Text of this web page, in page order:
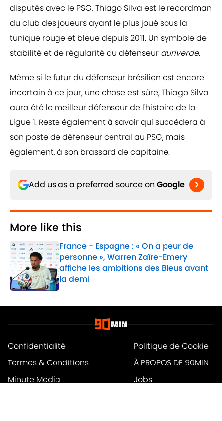
disputés avec le PSG, Thiago Silva est le recordman
du club des joueurs ayant le plus joué sous la
tunique rouge et bleue depuis 2011. Un symbole de
stabilité et de régularité du défenseur auriverde.
Même si le futur du défenseur brésilien est encore
incertain à ce jour, une chose est sûre, Thiago Silva
aura été le meilleur défenseur de l'histoire de la
Ligue 1. Reste également à savoir qui succédera à
son poste de défenseur central au PSG, mais
également, à son brassard de capitaine.
Add us as a preferred source on Google
More like this
France - Espagne : « On a peur de
personne », Warren Zaïre-Emery
affiche les ambitions des Bleus avant
la demi
Published by on Invalid Date
Confidentialité
Politique de Cookie
Termes & Conditions
À PROPOS DE 90MIN
Minute Media
Jobs